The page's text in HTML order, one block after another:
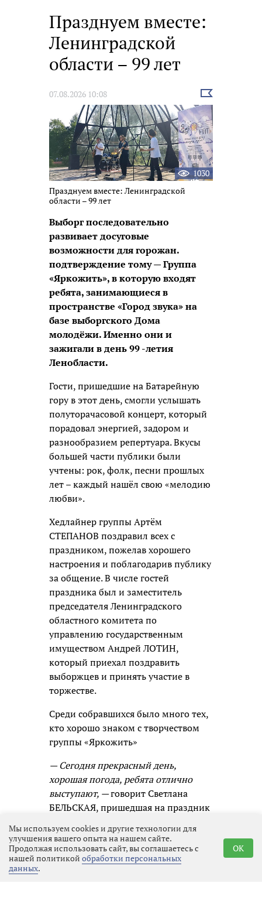
Празднуем вместе:
Ленинградской
области – 99 лет
07.08.2026 10:08
Выбрать
новость
1030
Празднуем вместе: Ленинградской
области – 99 лет
Выборг последовательно
развивает досуговые
возможности для горожан.
подтверждение тому — Группа
«Яркожить», в которую входят
ребята, занимающиеся в
пространстве «Город звука» на
базе выборгского Дома
молодёжи. Именно они и
зажигали в день 99 -летия
Ленобласти.
Гости, пришедшие на Батарейную
гору в этот день, смогли услышать
полуторачасовой концерт, который
порадовал энергией, задором и
разнообразием репертуара. Вкусы
большей части публики были
учтены: рок, фолк, песни прошлых
лет – каждый нашёл свою «мелодию
любви».
Хедлайнер группы Артём
СТЕПАНОВ поздравил всех с
праздником, пожелав хорошего
настроения и поблагодарив публику
за общение. В числе гостей
праздника был и заместитель
председателя Ленинградского
областного комитета по
управлению государственным
имуществом Андрей ЛОТИН,
который приехал поздравить
выборжцев и принять участие в
торжестве.
Среди собравшихся было много тех,
кто хорошо знаком с творчеством
группы «Яркожить»
— Сегодня прекрасный день,
хорошая погода, ребята отлично
выступают, —говорит Светлана
БЕЛЬСКАЯ, пришедшая на праздник
знакомы с творчеством группы и
пришли специально их послушать.
Про праздник области, конечно,
Мы используем cookies и другие технологии для
улучшения вашего опыта на нашем сайте.
Продолжая использовать сайт, вы соглашаетесь с
нашей политикой обработки персональных
данных.
OK